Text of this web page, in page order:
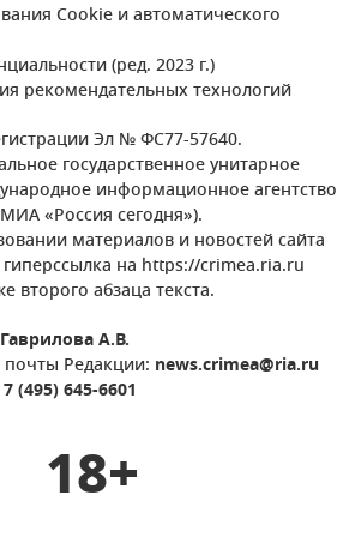
Cookie и автоматического
(ред. 2023 г.)
рекомендательных технологий
Эл № ФС77-57640.
государственное унитарное
информационное агентство
«Россия сегодня»).
материалов и новостей сайта
на https://crimea.ria.ru
второго абзаца текста.
Гаврилова А.В.
Редакции: news.crimea@ria.ru
7 (495) 645-6601
18+